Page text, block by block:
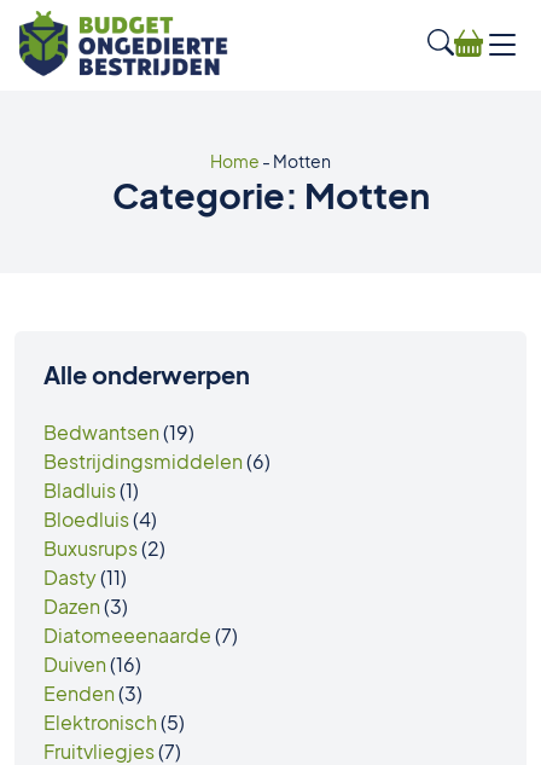
Home - Motten
Categorie: Motten
Alle onderwerpen
Bedwantsen(19)
Bestrijdingsmiddelen(6)
Bladluis(1)
Bloedluis(4)
Buxusrups(2)
Dasty(11)
Dazen(3)
Diatomeeenaarde(7)
Duiven(16)
Eenden(3)
Elektronisch(5)
Fruitvliegjes(7)